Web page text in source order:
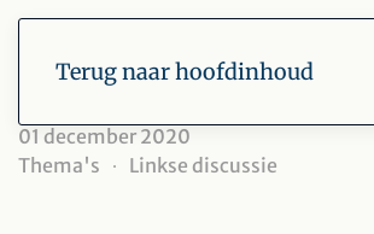
Terug naar hoofdinhoud
01 december 2020
Thema's
Linkse discussie